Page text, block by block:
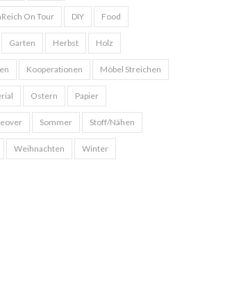
On Tour DIY Food
Garten Herbst Holz
Kooperationen Möbel Streichen
Ostern Papier
Sommer Stoff/Nähen
Weihnachten Winter